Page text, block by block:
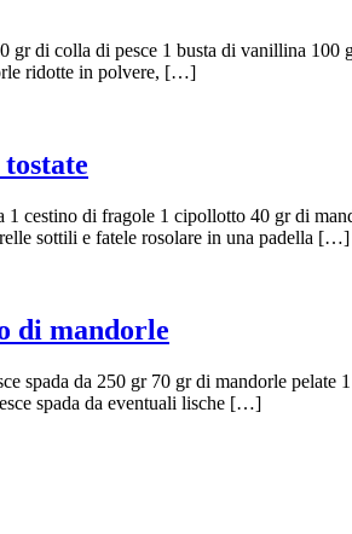
di colla di pesce 1 busta di vanillina
ridotte in polvere, […]
cestino di fragole 1 cipollotto 40 gr di
sottili e fatele rosolare in una padella […]
di mandorle
spada da 250 gr 70 gr di mandorle
spada da eventuali lische […]